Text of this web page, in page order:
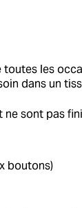
toutes les
dans un
sont pas
boutons)